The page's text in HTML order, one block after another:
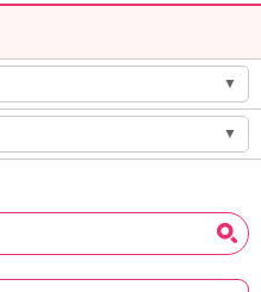
▼
▼